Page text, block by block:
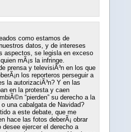
como estamos de
datos, y de intereses
aspectos, se legisla en exceso
mÃ¡s la infringe.
prensa y televisiÃ³n en los que
los reporteros perseguir a
la autorizaciÃ³n? Y en las
en la protesta y caen
“pierden” su derecho a la
una cabalgata de Navidad?
a este debate, que me
hace las fotos deberÃ¡ obrar
ejercer el derecho a